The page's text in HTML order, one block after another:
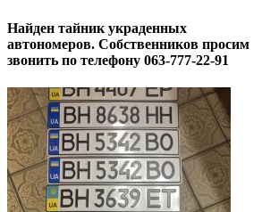
Найден тайник украденных
автономеров. Собственников просим
звонить по телефону 063-777-22-91